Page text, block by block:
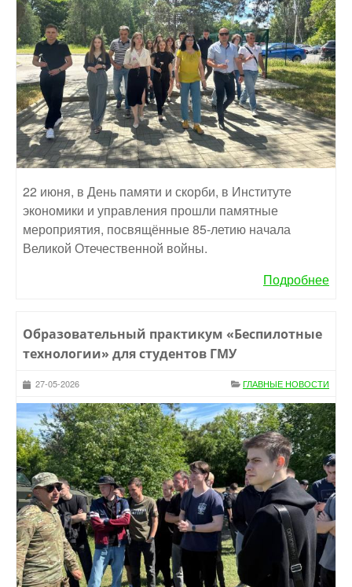
22 июня, в День памяти и скорби, в Институте
экономики и управления прошли памятные
мероприятия, посвящённые 85-летию начала
Великой Отечественной войны.
Подробнее
Образовательный практикум «Беспилотные
технологии» для студентов ГМУ
27-05-2026 ГЛАВНЫЕ НОВОСТИ